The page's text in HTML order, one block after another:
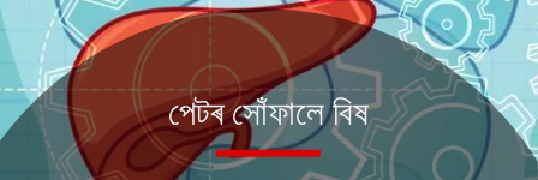
পেটৰ সোঁফালে বিষ